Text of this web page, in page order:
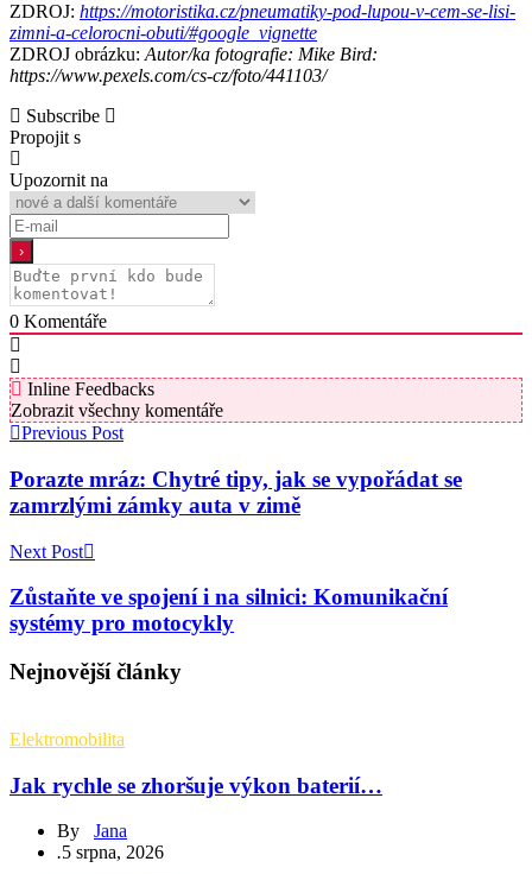
ZDROJ: https://motoristika.cz/pneumatiky-pod-lupou-v-cem-se-lisi-
zimni-a-celorocni-obuti/#google_vignette
ZDROJ obrázku: Autor/ka fotografie: Mike Bird:
https://www.pexels.com/cs-cz/foto/441103/
Subscribe
Propojit s
Upozornit na
0 Komentáře
Inline Feedbacks
Zobrazit všechny komentáře
Previous Post
Porazte mráz: Chytré tipy, jak se vypořádat se
zamrzlými zámky auta v zimě
Next Post
Zůstaňte ve spojení i na silnici: Komunikační
systémy pro motocykly
Nejnovější články
Elektromobilita
Jak rychle se zhoršuje výkon baterií…
By Jana
.5 srpna, 2026